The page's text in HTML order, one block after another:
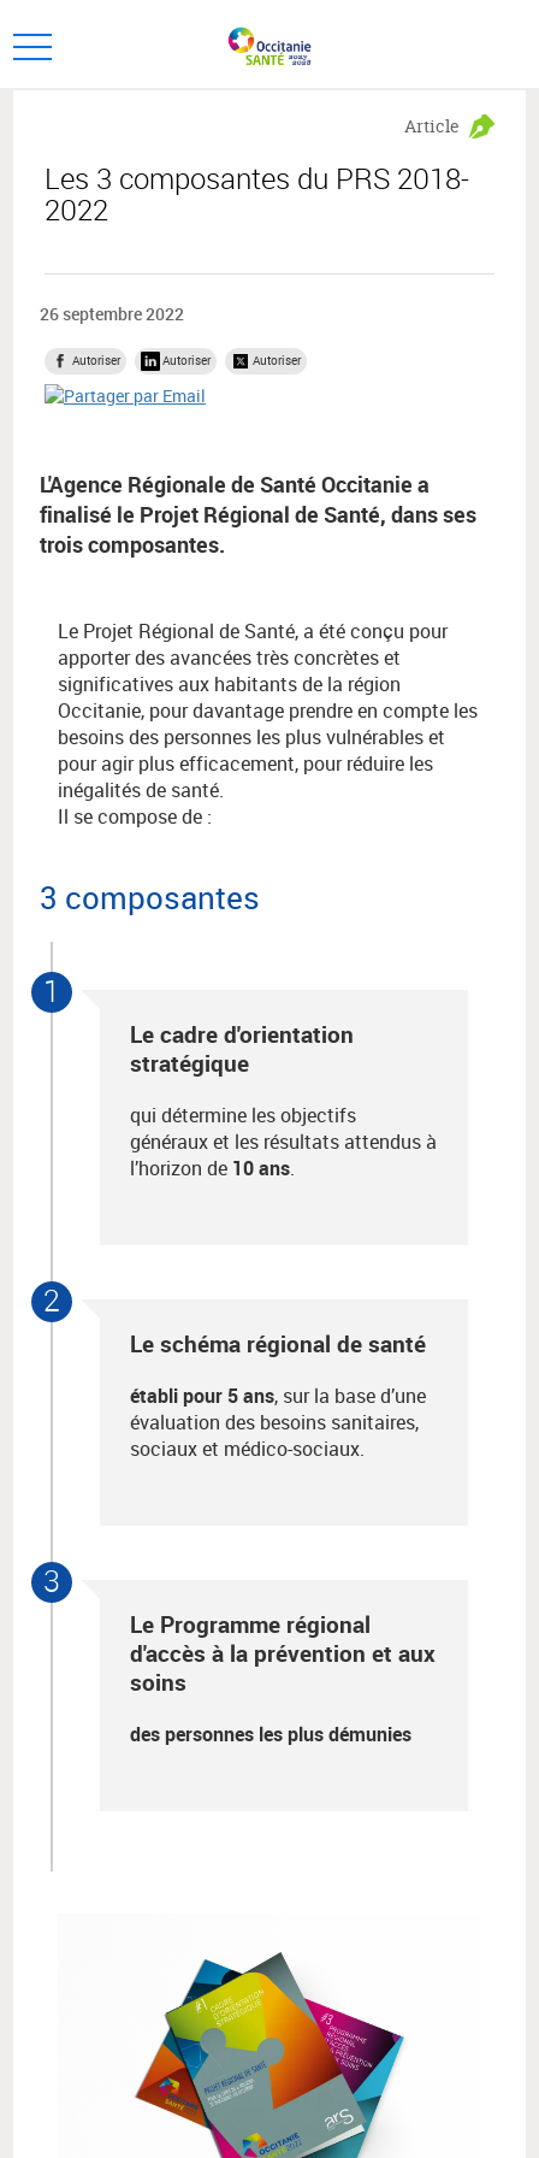
au
menu
au
contenu
Ouvrir
Les 3 composantes du PRS 2018-
2022
Article
26 septembre 2022
Autoriser Autoriser Autoriser
L'Agence Régionale de Santé Occitanie a
finalisé le Projet Régional de Santé, dans ses
trois composantes.
Le Projet Régional de Santé, a été conçu pour
apporter des avancées très concrètes et
significatives aux habitants de la région
Occitanie, pour davantage prendre en compte les
besoins des personnes les plus vulnérables et
pour agir plus efficacement, pour réduire les
inégalités de santé.
Il se compose de :
3 composantes
1
Le cadre d'orientation
stratégique
qui détermine les objectifs
généraux et les résultats attendus à
l’horizon de 10 ans.
2
Le schéma régional de santé
établi pour 5 ans, sur la base d’une
évaluation des besoins sanitaires,
sociaux et médico-sociaux.
3
Le Programme régional
d'accès à la prévention et aux
soins
des personnes les plus démunies